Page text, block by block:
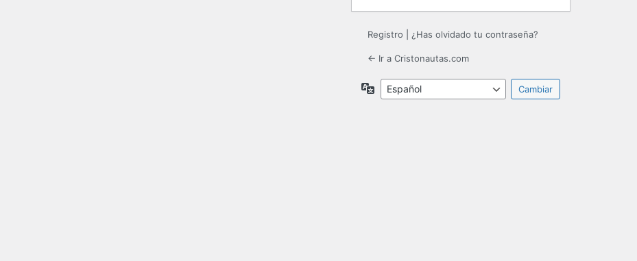
Registro ¿Has olvidado tu contraseña?
← Ir a Cristonautas.com
Idioma